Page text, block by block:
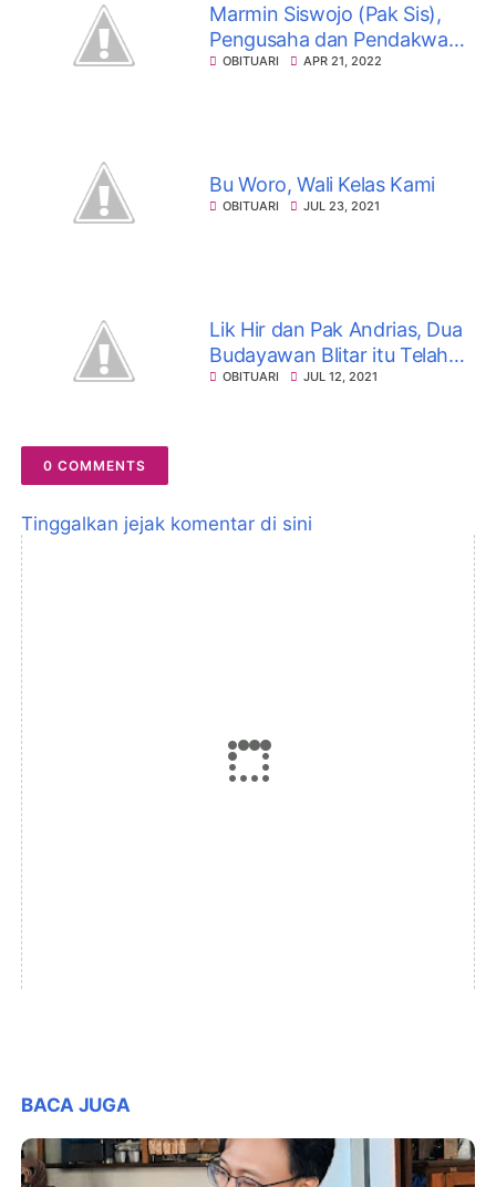
Marmin Siswojo (Pak Sis),
Pengusaha dan Pendakwah
Islam Legendaris di Blitar
OBITUARI APR 21, 2022
Bu Woro, Wali Kelas Kami
OBITUARI JUL 23, 2021
Lik Hir dan Pak Andrias, Dua
Budayawan Blitar itu Telah
Berpulang
OBITUARI JUL 12, 2021
0 COMMENTS
Tinggalkan jejak komentar di sini
BACA JUGA